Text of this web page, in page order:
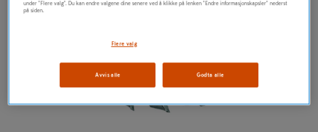
under "Flere valg". Du kan endre valgene dine senere ved å klikke på lenken "Endre informasjonskapsler" nederst
på siden.
Flere valg
Avvis alle Godta alle